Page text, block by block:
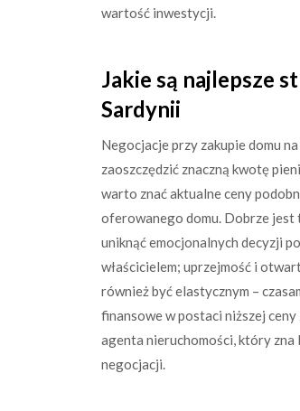
wartość inwestycji.
Jakie są najlepsze
Sardynii
Negocjacje przy zakupie domu
zaoszczędzić znaczną kwotę
warto znać aktualne ceny
oferowanego domu. Dobrze jest
uniknąć emocjonalnych decyzji
właścicielem; uprzejmość i
również być elastycznym –
finansowe w postaci niższej
agenta nieruchomości, który
negocjacji.